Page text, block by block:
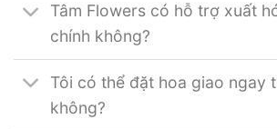
Tâm Flowers có hỗ trợ xuất
chính không?
Tôi có thể đặt hoa giao ngay
không?